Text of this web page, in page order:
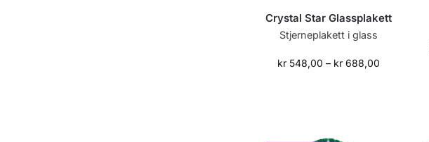
Crystal Star Glassplakett
Stjerneplakett i glass
kr548,00 – kr688,00